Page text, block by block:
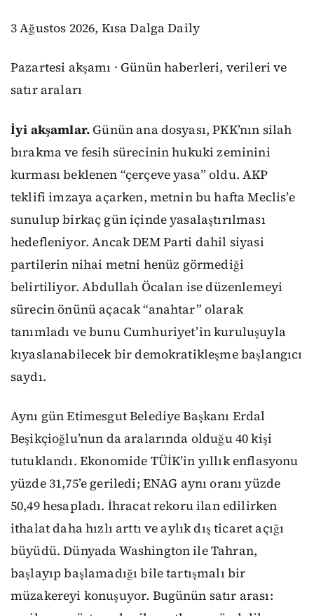
3 Ağustos 2026, Kısa Dalga Daily
Pazartesi akşamı · Günün haberleri, verileri ve
satır araları
İyi akşamlar.Günün ana dosyası, PKK’nın silah
bırakma ve fesih sürecinin hukuki zeminini
kurması beklenen “çerçeve yasa” oldu. AKP
teklifi imzaya açarken, metnin bu hafta Meclis’e
sunulup birkaç gün içinde yasalaştırılması
hedefleniyor. Ancak DEM Parti dahil siyasi
partilerin nihai metni henüz görmediği
belirtiliyor. Abdullah Öcalan ise düzenlemeyi
sürecin önünü açacak “anahtar” olarak
tanımladı ve bunu Cumhuriyet’in kuruluşuyla
kıyaslanabilecek bir demokratikleşme başlangıcı
saydı.
Aynı gün Etimesgut Belediye Başkanı Erdal
Beşikçioğlu’nun da aralarında olduğu 40 kişi
tutuklandı. Ekonomide TÜİK’in yıllık enflasyonu
yüzde 31,75’e geriledi; ENAG aynı oranı yüzde
50,49 hesapladı. İhracat rekoru ilan edilirken
ithalat daha hızlı arttı ve aylık dış ticaret açığı
büyüdü. Dünyada Washington ile Tahran,
başlayıp başlamadığı bile tartışmalı bir
müzakereyi konuşuyor. Bugünün satır arası: